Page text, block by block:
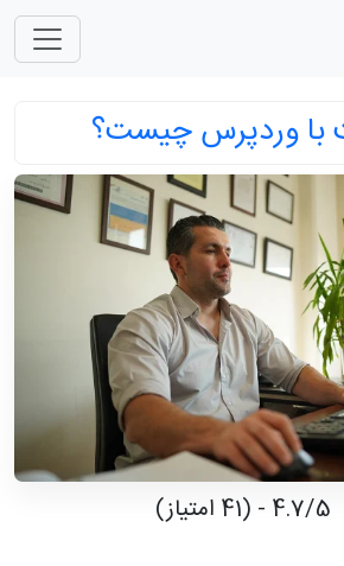
با وردپرس چیست؟
4.7/5 - (41 امتیاز)